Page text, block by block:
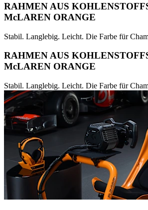
RAHMEN AUS
McLAREN ORANGE
Stabil. Langlebig. Leicht. Die Farbe für
RAHMEN AUS
McLAREN ORANGE
Stabil. Langlebig. Leicht. Die Farbe für